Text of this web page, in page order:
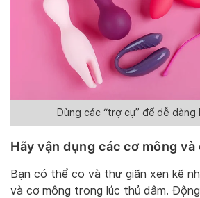
Dùng các “trợ cụ” để dễ dàng
Hãy vận dụng các cơ mông và
Bạn có thể co và thư giãn xen kẽ
và cơ mông trong lúc thủ dâm.